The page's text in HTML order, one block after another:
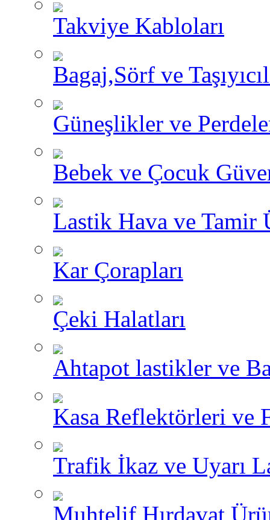
Takviye Kabloları
Bagaj,Sörf ve
Güneşlikler ve
Bebek ve Çocuk
Lastik Hava ve Tamir
Kar Çorapları
Çeki Halatları
Ahtapot lastikler ve
Kasa Reflektörleri ve
Trafik İkaz ve Uyarı
Muhtelif Hırdavat